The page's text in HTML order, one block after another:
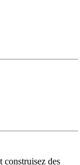
construisez des